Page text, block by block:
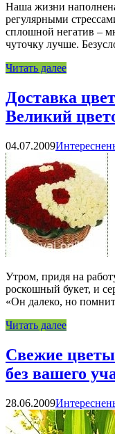
Наша жизни
регулярными
сплошной негатив –
чуточку лучше.
Читать далее
Доставка
Великий
04.07.2009
Утром, придя на
роскошный букет, и
«Он далеко, но
Читать далее
Свежие
без вашего
28.06.2009